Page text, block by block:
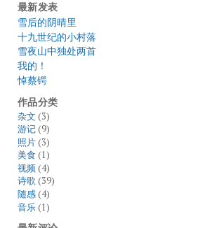
最新发表
雪后的阴晴里
十九世纪的小村落
雪夜山中独处两首
我的！
悼蔡锷
作品分类
杂文 (3)
游记(9)
照片(3)
美食 (1)
视频(4)
诗歌(39)
随感(4)
音乐(1)